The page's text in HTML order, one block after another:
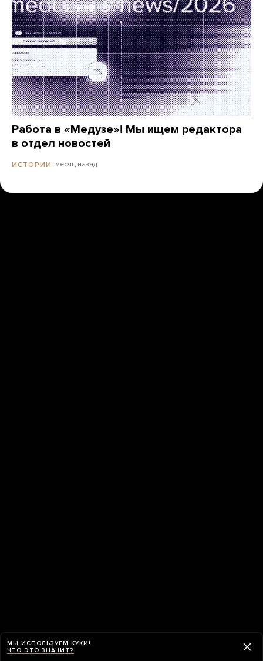
Работа в «Медузе»! Мы ищем редактора
в отдел новостей
ИСТОРИИ месяц назад
МЫ ИСПОЛЬЗУЕМ КУКИ!
ЧТО ЭТО ЗНАЧИТ?